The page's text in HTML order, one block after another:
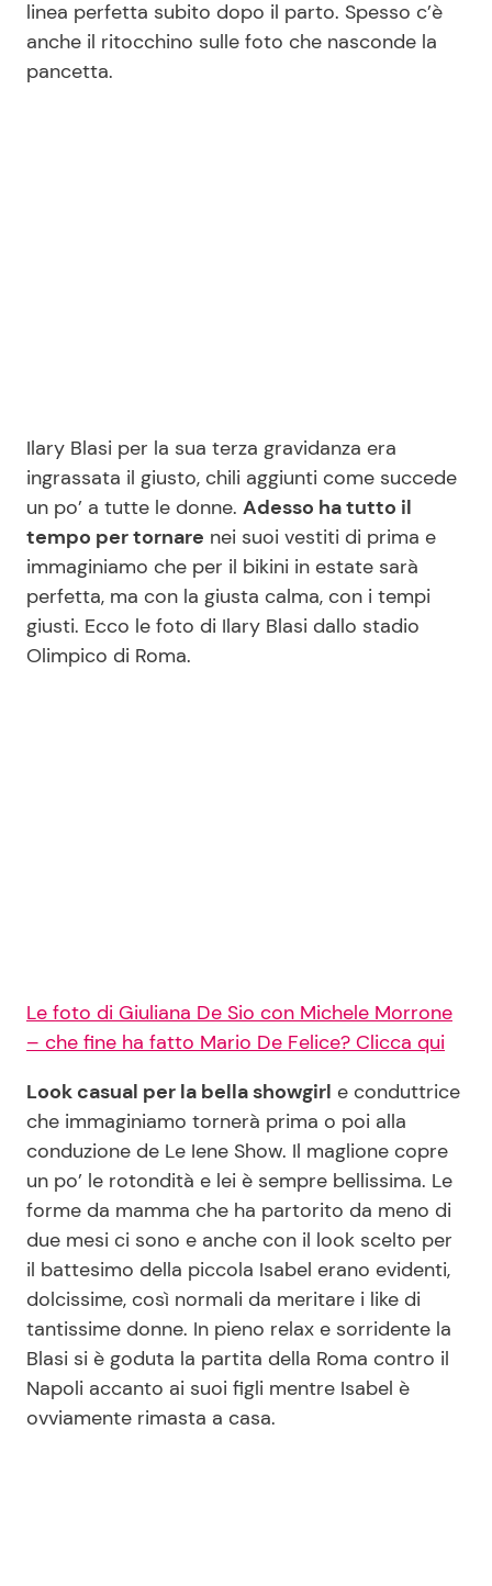
Viaggi e Turismo
Festività
Ricette Feste
Redazione
Contattaci
Pubblicità
Privacy Policy
linea perfetta subito dopo il parto. Spesso c’è
anche il ritocchino sulle foto che nasconde la
pancetta.
Ilary Blasi per la sua terza gravidanza era
ingrassata il giusto, chili aggiunti come succede
un po’ a tutte le donne. Adesso ha tutto il
tempo per tornare nei suoi vestiti di prima e
immaginiamo che per il bikini in estate sarà
perfetta, ma con la giusta calma, con i tempi
giusti. Ecco le foto di Ilary Blasi dallo stadio
Olimpico di Roma.
Le foto di Giuliana De Sio con Michele Morrone
– che fine ha fatto Mario De Felice? Clicca qui
Look casual per la bella showgirl e conduttrice
che immaginiamo tornerà prima o poi alla
conduzione de Le Iene Show. Il maglione copre
un po’ le rotondità e lei è sempre bellissima. Le
forme da mamma che ha partorito da meno di
due mesi ci sono e anche con il look scelto per
il battesimo della piccola Isabel erano evidenti,
dolcissime, così normali da meritare i like di
tantissime donne. In pieno relax e sorridente la
Blasi si è goduta la partita della Roma contro il
Napoli accanto ai suoi figli mentre Isabel è
ovviamente rimasta a casa.